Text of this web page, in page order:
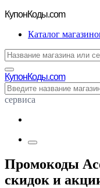
КупонКоды.com
Каталог
КупонКоды.com
сервиса
Промокоды
скидок и